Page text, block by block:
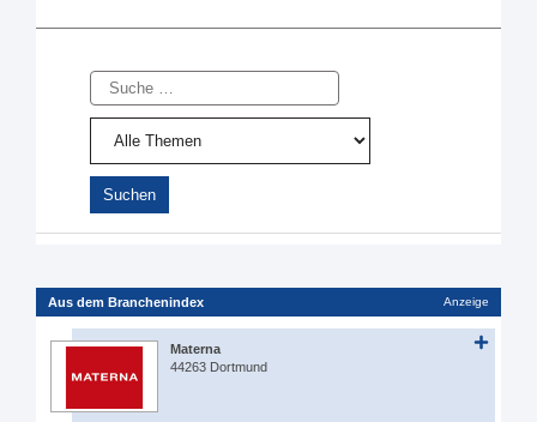
Suche
Aus dem Branchenindex Anzeige
Materna
44263 Dortmund